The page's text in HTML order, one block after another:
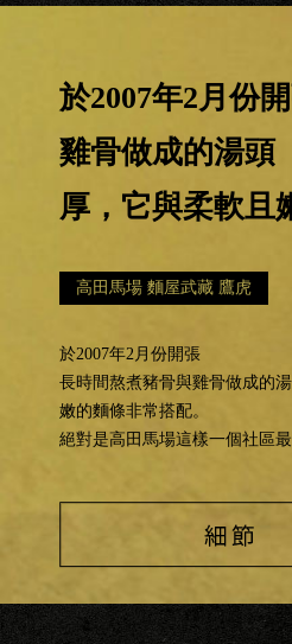
於2007年2月份
雞骨做成的湯頭
厚，它與柔軟且
高田馬場 麵屋武藏 鷹虎
於2007年2月份開張
長時間熬煮豬骨與雞骨做成的
嫩的麵條非常搭配。
絕對是高田馬場這樣一個社區最